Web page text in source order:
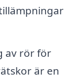
av rör för
är en